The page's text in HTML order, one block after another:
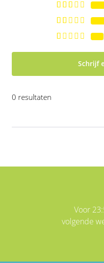
Schrijf
0 resultaten
Voor
volgende